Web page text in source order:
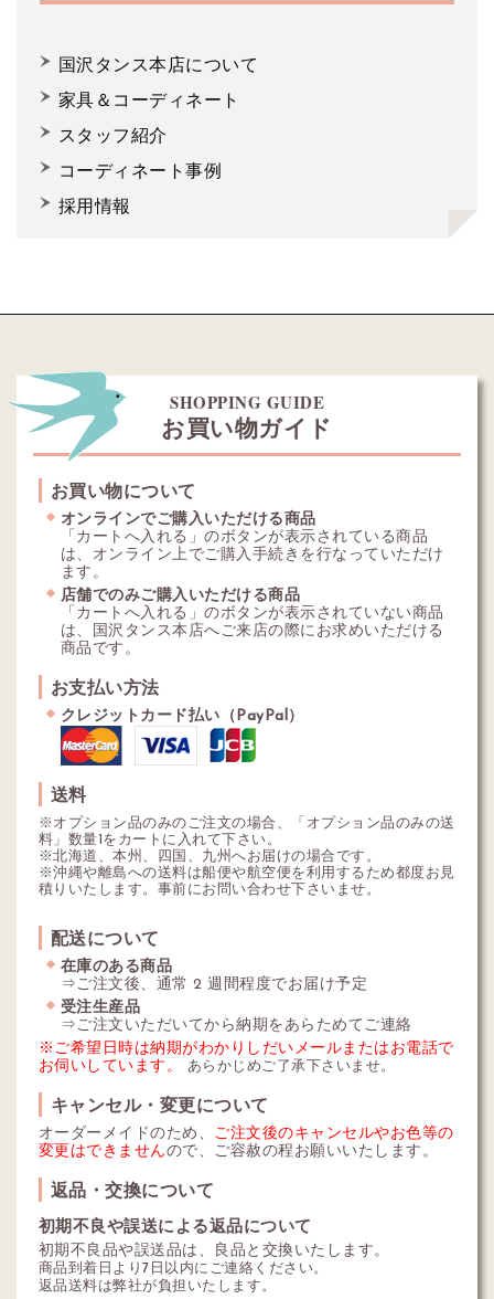
国沢タンス本店について
家具＆コーディネート
スタッフ紹介
コーディネート事例
採用情報
SHOPPING GUIDE
お買い物ガイド
お買い物について
オンラインでご購入いただける商品
「カートへ入れる」のボタンが表示されている商品
は、オンライン上でご購入手続きを行なっていただけ
ます。
店舗でのみご購入いただける商品
「カートへ入れる」のボタンが表示されていない商品
は、国沢タンス本店へご来店の際にお求めいただける
商品です。
お支払い方法
クレジットカード払い（PayPal）
送料
※オプション品のみのご注文の場合、「オプション品のみの送
料」数量1をカートに入れて下さい。
※北海道、本州、四国、九州へお届けの場合です。
※沖縄や離島への送料は船便や航空便を利用するため都度お見
積りいたします。事前にお問い合わせ下さいませ。
配送について
在庫のある商品
⇒ご注文後、通常 2 週間程度でお届け予定
受注生産品
⇒ご注文いただいてから納期をあらためてご連絡
※ご希望日時は納期がわかりしだいメールまたはお電話で
お伺いしています。
あらかじめご了承下さいませ。
キャンセル・変更について
オーダーメイドのため、 ご注文後のキャンセルやお色等の
変更はできませんので、ご容赦の程お願いいたします。
返品・交換について
初期不良や誤送による返品について
初期不良品や誤送品は、良品と交換いたします。
商品到着日より7日以内にご連絡ください。
返品送料は弊社が負担いたします。